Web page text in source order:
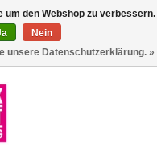
um den Webshop zu verbessern.
Nein
unsere Datenschutzerklärung. »